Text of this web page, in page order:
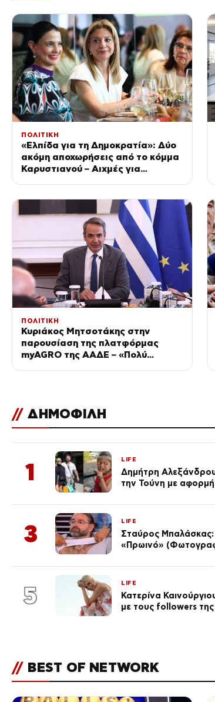
ΠΟΛΙΤΙΚΗ
«Ελπίδα για τη Δημοκρατία»: Δύο
ακόμη αποχωρήσεις από το κόμμα
Καρυστιανού – Αιχμές για
ΠΟΛΙΤΙΚΗ
Κυριάκος Μητσοτάκης στην
παρουσίαση της πλατφόρμας
myAGRO της ΑΑΔΕ – «Πολύ
// ΔΗΜΟΦΙΛΗ
1 LIFE
Δημήτρη
την Τούνη με
3 LIFE
Σταύρος
«Πρωινό»
5 LIFE
Κατερίνα
με τους followers
// BEST OF NETWORK